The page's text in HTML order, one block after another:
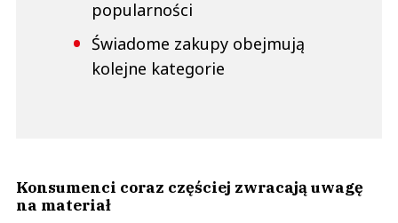
popularności
Świadome zakupy obejmują
kolejne kategorie
Konsumenci coraz częściej zwracają uwagę
na materiał